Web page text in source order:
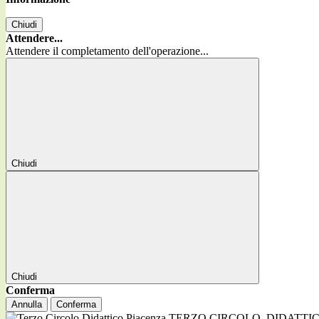
Chiudi
Attendere...
Attendere il completamento dell'operazione...
Chiudi
Chiudi
Conferma
Annulla Conferma